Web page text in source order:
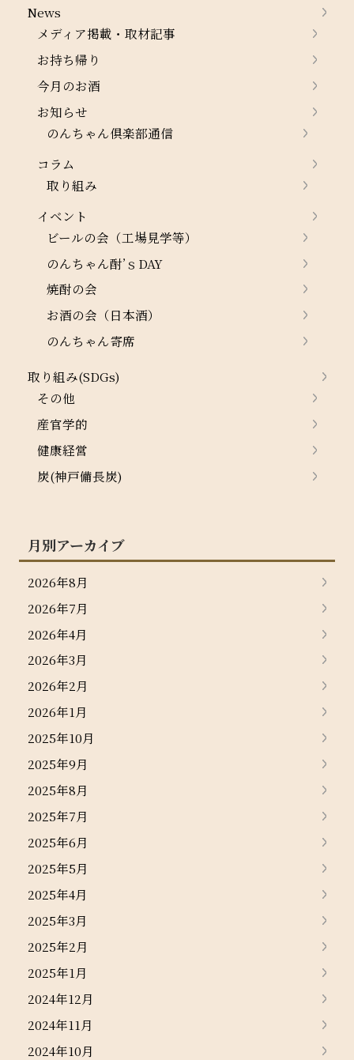
News
メディア掲載・取材記事
お持ち帰り
今月のお酒
お知らせ
のんちゃん倶楽部通信
コラム
取り組み
イベント
ビールの会（工場見学等）
のんちゃん酎’ｓDAY
焼酎の会
お酒の会（日本酒）
のんちゃん寄席
取り組み(SDGs)
その他
産官学的
健康経営
炭(神戸備長炭)
月別アーカイブ
2026年8月
2026年7月
2026年4月
2026年3月
2026年2月
2026年1月
2025年10月
2025年9月
2025年8月
2025年7月
2025年6月
2025年5月
2025年4月
2025年3月
2025年2月
2025年1月
2024年12月
2024年11月
2024年10月